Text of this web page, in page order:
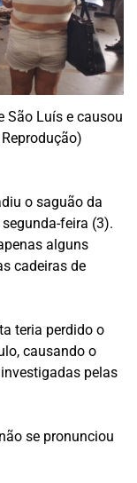
São Luís e causou
o saguão da
feira (3).
alguns
cadeiras de
teria perdido o
causando o
pelas
se pronunciou